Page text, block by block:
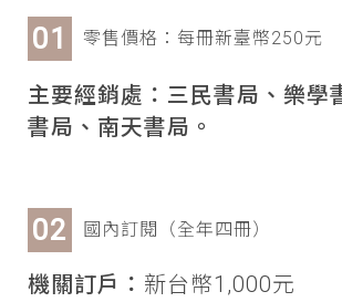
零售價格：每冊新臺幣250元
主要經銷處：三民書局、樂學
書局、南天書局。
國內訂閱（全年四冊）
機關訂戶： 新台幣1,000元